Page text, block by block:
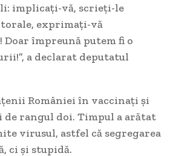
implicați-vă, scrieți-le
exprimați-vă
împreună putem fi o
a declarat deputatul
României în vaccinați și
rangul doi. Timpul a arătat
virusul, astfel că segregarea
ci și stupidă.